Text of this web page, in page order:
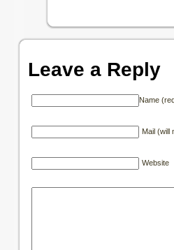
Leave a Reply
Name
Mail (will
Website